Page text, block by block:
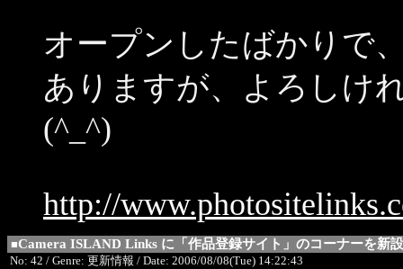
オープンしたばかりで
ありますが、よろしけ
(^_^)
http://
■Camera ISLAND Links に「作品登録サイト」のコーナーを新設
No: 42 / Genre: 更新情報 / Date: 2006/08/08(Tue) 14:22:43